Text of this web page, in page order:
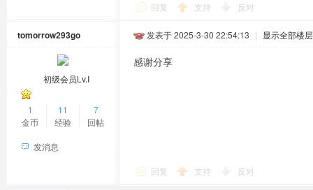
回复 支持 反对
tomorrow293go
初级会员Lv.Ⅰ
1
金币
11
经验
7
回帖
发消息
发表于 2025-3-30 22:54:13 | 显示全部楼层
感谢分享
回复 支持 反对